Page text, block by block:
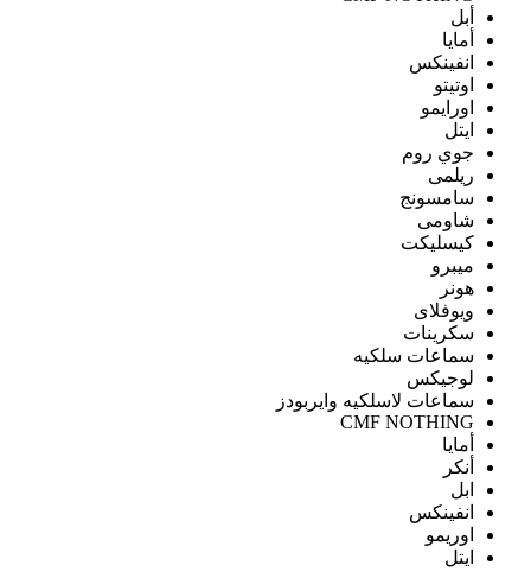
أبل
أمايا
انفينكس
اوتيتو
اورايمو
ايتل
جوي روم
ريلمى
سامسونج
شاومى
كيسليكت
ميبرو
هونر
ويوفلاى
سكرينات
سماعات سلكيه
لوجيكس
سماعات لاسلكيه وايربودز
CMF NOTHING
أمايا
أنكر
ابل
انفينكس
اوريمو
ايتل